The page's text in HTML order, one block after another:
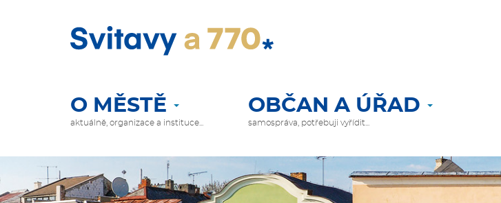
HLAVNÍ
NAVIGACE
O MĚSTĚ OBČAN A ÚŘAD